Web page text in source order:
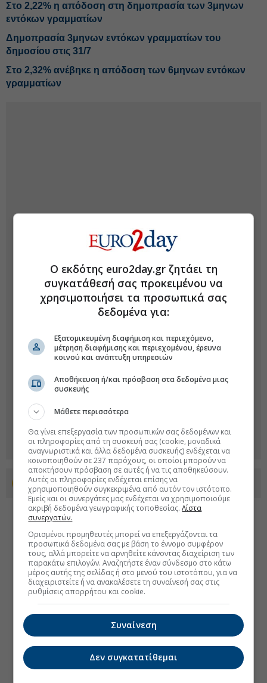
Στο 2,22% η απόδοση στη δημοπρασία των 3μηνων
εντόκων γραμματίων
Δημοπρασία 3μηνων εντόκων γραμματίων του
δημοσίου στις 31/7
Στο 2,32% ανέβηκε η απόδοση των 6μηνων εντόκων
γραμματίων
Προσθέστε το euro2day.gr στο Discover
Ο εκδότης euro2day.gr ζητάει τη
συγκατάθεσή σας προκειμένου να
χρησιμοποιήσει τα προσωπικά σας
δεδομένα για:
Εξατομικευμένη διαφήμιση και περιεχόμενο,
μέτρηση διαφήμισης και περιεχομένου, έρευνα
κοινού και ανάπτυξη υπηρεσιών
Αποθήκευση ή/και πρόσβαση στα δεδομένα μιας
συσκευής
Μάθετε περισσότερα
Θα γίνει επεξεργασία των προσωπικών σας δεδομένων και
οι πληροφορίες από τη συσκευή σας (cookie, μοναδικά
αναγνωριστικά και άλλα δεδομένα συσκευής) ενδέχεται να
κοινοποιηθούν σε 237 παρόχους, οι οποίοι μπορούν να
αποκτήσουν πρόσβαση σε αυτές ή να τις αποθηκεύσουν.
Αυτές οι πληροφορίες ενδέχεται επίσης να
χρησιμοποιηθούν συγκεκριμένα από αυτόν τον ιστότοπο.
Εμείς και οι συνεργάτες μας ενδέχεται να χρησιμοποιούμε
ακριβή δεδομένα γεωγραφικής τοποθεσίας.Λίστα
συνεργατών.
Ορισμένοι προμηθευτές μπορεί να επεξεργάζονται τα
προσωπικά δεδομένα σας με βάση το έννομο συμφέρον
τους, αλλά μπορείτε να αρνηθείτε κάνοντας διαχείριση των
παρακάτω επιλογών. Αναζητήστε έναν σύνδεσμο στο κάτω
μέρος αυτής της σελίδας ή στο μενού του ιστοτόπου, για να
διαχειριστείτε ή να ανακαλέσετε τη συναίνεσή σας στις
ρυθμίσεις απορρήτου και cookie.
Συναίνεση
Δεν συγκατατίθεμαι